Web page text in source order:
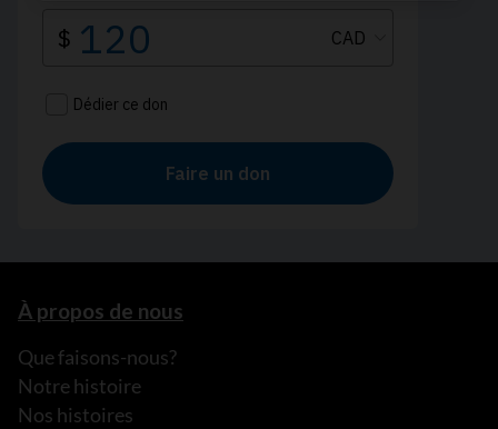
À propos de nous
Que faisons-nous?
Notre histoire
Nos histoires